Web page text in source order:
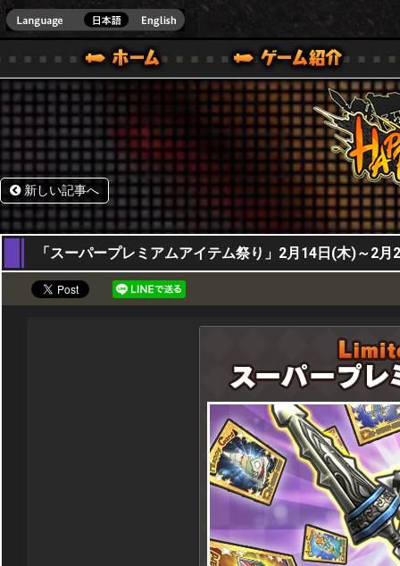
ONE VER.]
ガイド
ル｜HAPPY WARS(ハッピーウォーズ)公式サイト [ XBOX 360,XBOX ONE VER.]
サポート | HAPPY WARS(ハッピーウォーズ)公式サイ
新しい記事へ
14,02,2019
「スーパープレミアムアイテム祭り」2月14日(木)～2月